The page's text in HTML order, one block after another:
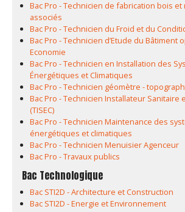
Bac Pro - Technicien de fabrication bois et
associés
Bac Pro - Technicien du Froid et du
Bac Pro - Technicien d’Etude du Bâtiment
Economie
Bac Pro - Technicien en Installation des
Énergétiques et Climatiques
Bac Pro - Technicien géomètre -
Bac Pro - Technicien Installateur Sanitaire
(TISEC)
Bac Pro - Technicien Maintenance des
énergétiques et climatiques
Bac Pro - Technicien Menuisier Agenceur
Bac Pro - Travaux publics
Bac Technologique
Bac STI2D - Architecture et Construction
Bac STI2D - Energie et Environnement